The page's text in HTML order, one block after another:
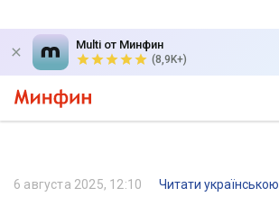
Multi от Минфин
(8,9K+)
6 августа 2025, 12:10 Читати українською